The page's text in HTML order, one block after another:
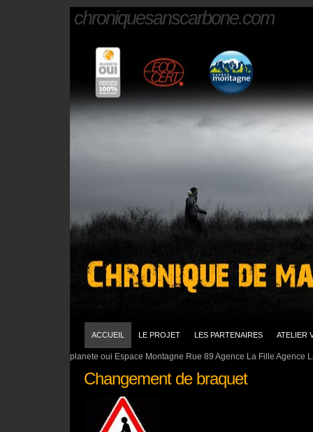
chroniquesanscarbone.com
planete oui Espace Montagne Rue 89 Agence La Fille Agence
ACCUEIL LE PROJET LES PARTENAIRES ATELIER
Changement de braquet